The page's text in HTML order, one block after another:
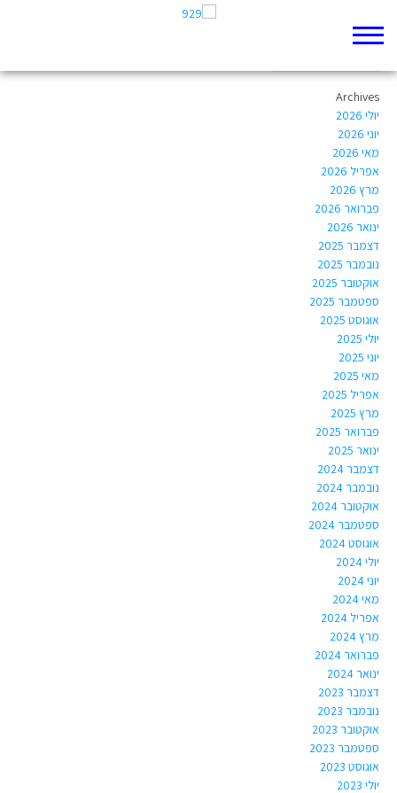
linoyoz9906@gmail.com
Archives
יולי 2026
יוני 2026
מאי 2026
אפריל 2026
מרץ 2026
פברואר 2026
ינואר 2026
דצמבר 2025
נובמבר 2025
אוקטובר 2025
ספטמבר 2025
אוגוסט 2025
יולי 2025
יוני 2025
מאי 2025
אפריל 2025
מרץ 2025
פברואר 2025
ינואר 2025
דצמבר 2024
נובמבר 2024
אוקטובר 2024
ספטמבר 2024
אוגוסט 2024
יולי 2024
יוני 2024
מאי 2024
אפריל 2024
מרץ 2024
פברואר 2024
ינואר 2024
דצמבר 2023
נובמבר 2023
אוקטובר 2023
ספטמבר 2023
אוגוסט 2023
יולי 2023